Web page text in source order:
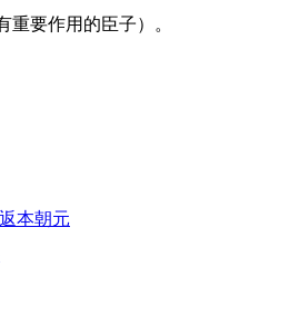
重要作用的臣子）。
返本朝元